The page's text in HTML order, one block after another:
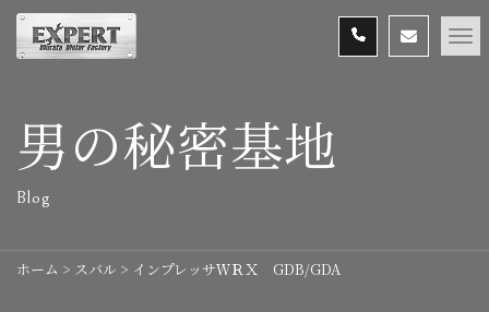
男の秘密基地
Blog
ホーム > スバル > インプレッサＷＲＸ GDB/GDA